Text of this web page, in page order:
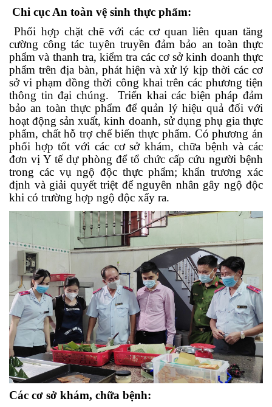
Chi cục An toàn vệ sinh thực phẩm:
Phối hợp chặt chẽ với các cơ quan liên quan tăng
cường công tác tuyên truyền đảm bảo an toàn thực
phẩm và thanh tra, kiểm tra các cơ sở kinh doanh thực
phẩm trên địa bàn, phát hiện và xử lý kịp thời các cơ
sở vi phạm đồng thời công khai trên các phương tiện
thông tin đại chúng. Triển khai các biện pháp đảm
bảo an toàn thực phẩm để quản lý hiệu quả đối với
hoạt động sản xuất, kinh doanh, sử dụng phụ gia thực
phẩm, chất hỗ trợ chế biến thực phẩm. Có phương án
phối hợp tốt với các cơ sở khám, chữa bệnh và các
đơn vị Y tế dự phòng để tổ chức cấp cứu người bệnh
trong các vụ ngộ độc thực phẩm; khẩn trương xác
định và giải quyết triệt để nguyên nhân gây ngộ độc
khi có trường hợp ngộ độc xẩy ra.
Các cơ sở khám, chữa bệnh: